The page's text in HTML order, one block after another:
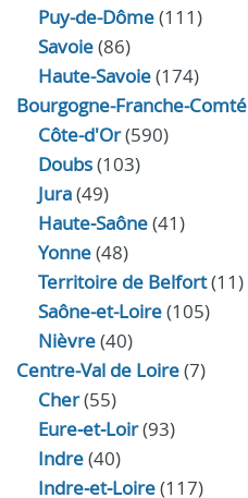
Puy-de-Dôme(111)
Savoie(86)
Haute-Savoie(174)
Bourgogne-Franche-Comté
Côte-d'Or(590)
Doubs(103)
Jura(49)
Haute‑Saône(41)
Yonne(48)
Territoire de Belfort(11)
Saône-et-Loire(105)
Nièvre(40)
Centre-Val de Loire(7)
Cher(55)
Eure‑et‑Loir(93)
Indre(40)
Indre‑et‑Loire(117)